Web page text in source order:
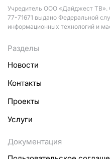
Учредитель ООО «Дайджест
77-71671 выдано Федеральной
информационных технологий и
Разделы
Новости
Контакты
Проекты
Услуги
Документация